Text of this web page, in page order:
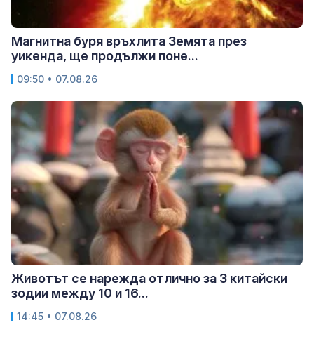
Магнитна буря връхлита Земята през
уикенда, ще продължи поне...
09:50 • 07.08.26
Животът се нарежда отлично за 3 китайски
зодии между 10 и 16...
14:45 • 07.08.26